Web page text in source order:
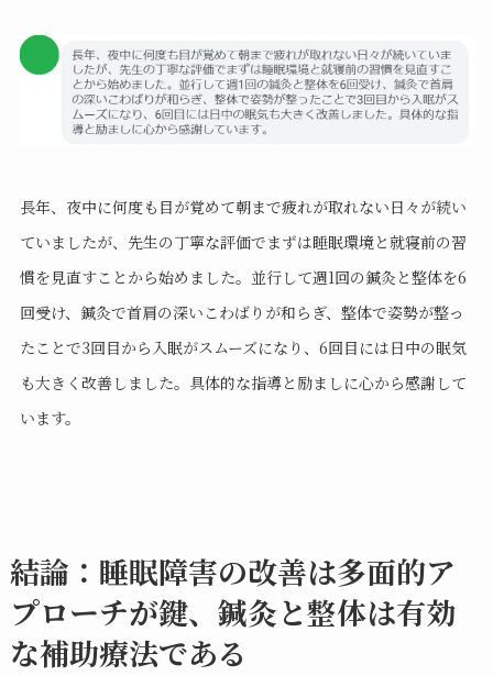
長年、夜中に何度も目が覚めて朝まで疲れが取れない日々が続い
ていましたが、先生の丁寧な評価でまずは睡眠環境と就寝前の習
慣を見直すことから始めました。並行して週1回の鍼灸と整体を6
回受け、鍼灸で首肩の深いこわばりが和らぎ、整体で姿勢が整っ
たことで3回目から入眠がスムーズになり、6回目には日中の眠気
も大きく改善しました。具体的な指導と励ましに心から感謝して
います。
結論：睡眠障害の改善は多面的ア
プローチが鍵、鍼灸と整体は有効
な補助療法である